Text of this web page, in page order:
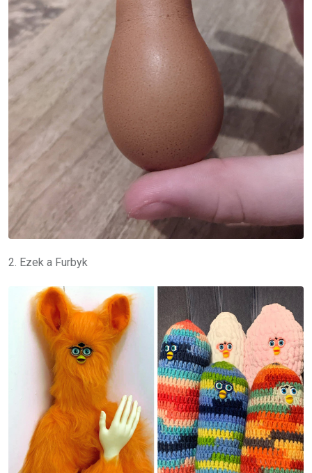
2. Ezek a Furbyk